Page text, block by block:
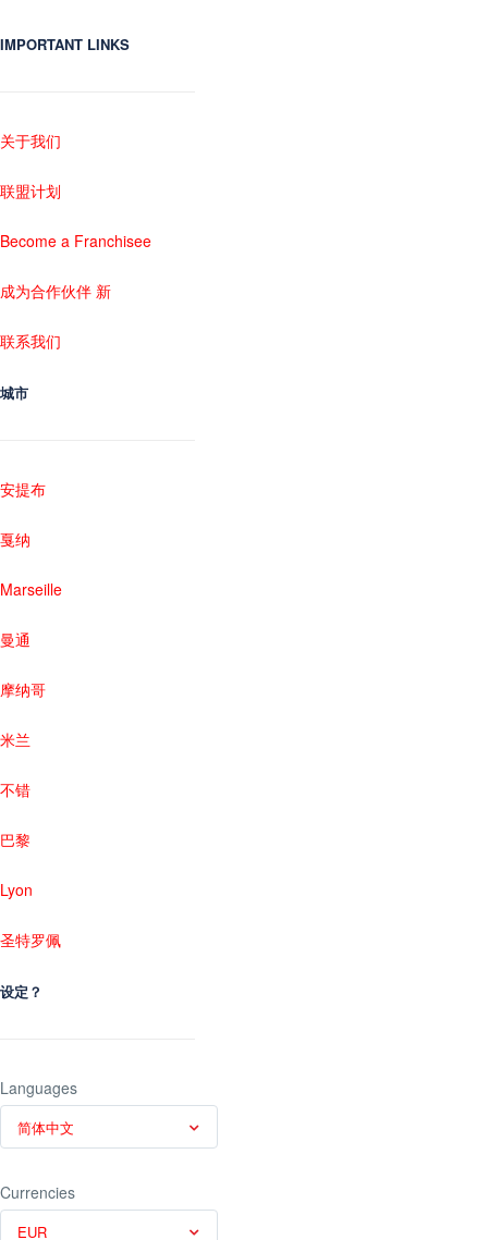
IMPORTANT LINKS
关于我们
联盟计划
Become a Franchisee
成为合作伙伴 新
联系我们
城市
安提布
戛纳
Marseille
曼通
摩纳哥
米兰
不错
巴黎
Lyon
圣特罗佩
设定？
Languages
简体中文
Currencies
EUR